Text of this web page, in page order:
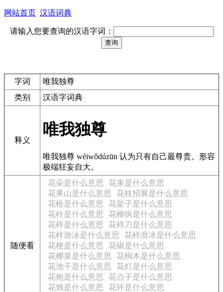
网站首页 汉语词典
请输入您要查询的汉语字词：
字词
唯我独尊
类别
汉语字词典
释义
唯我独尊
唯我独尊 wéiwǒdúzūn 认为只有自己最尊贵。形容
极端狂妄自大。
随便看
花朵是什么意思
花束是什么意思
花果山是什么意思
花枝招展是什么意思
花枪是什么意思
花架子是什么意思
花柱是什么意思
花柳病是什么意思
花样是什么意思
花样刀是什么意思
花样游泳是什么意思
花样滑冰是什么意思
花梗是什么意思
花椒是什么意思
花椰菜是什么意思
花榈木是什么意思
花池子是什么意思
花灯是什么意思
花炮是什么意思
花点子是什么意思
花烛是什么意思
花环是什么意思